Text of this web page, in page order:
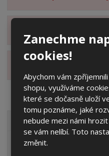
Zanechme
cookies!
Abychom vám
shopu, využíváme
které se dočasně uloží
tomu poznáme, jaké
nebude mezi námi
se vám nelíbí. Toto
změnit.
VŠECHNY KATEGORIE
Elektroměrové rozvaděče